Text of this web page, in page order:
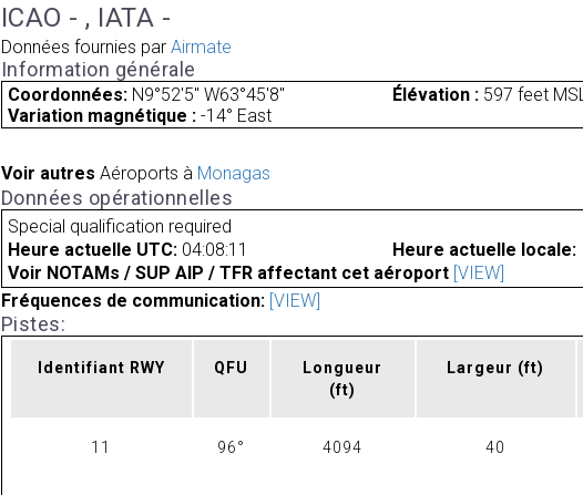
ICAO - , IATA -
Données fournies par Airmate
Information générale
Coordonnées: N9°52'5" W63°45'8" Élévation :597 feet MSL.
Variation magnétique : -14° East
Voir autres Aéroports à Monagas
Données opérationnelles
Special qualification required
Heure actuelle UTC: 04:08:11
Heure actuelle locale:
Voir NOTAMs / SUP AIP / TFR affectant cet aéroport [VIEW]
Fréquences de communication: [VIEW]
Pistes:
Identifiant RWY QFU
Longueur
(ft)
Largeur (ft)
11 96° 4094 40